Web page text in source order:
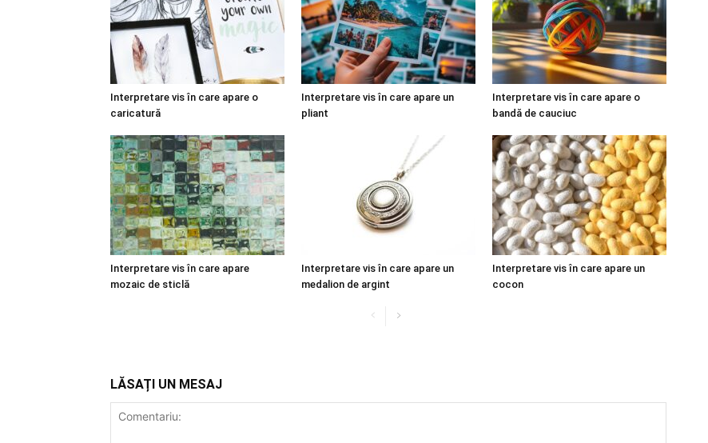
Interpretare vis în care apare o
caricatură
Interpretare vis în care apare un
pliant
Interpretare vis în care apare o
bandă de cauciuc
Interpretare vis în care apare
mozaic de sticlă
Interpretare vis în care apare un
medalion de argint
Interpretare vis în care apare un
cocon
LĂSAȚI UN MESAJ